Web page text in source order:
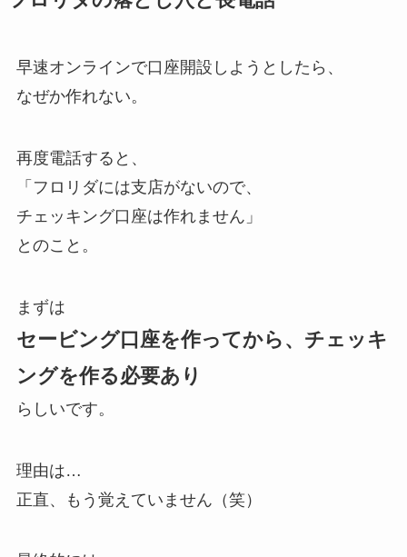
早速オンラインで口座開設しようとしたら、
なぜか作れない。
再度電話すると、
「フロリダには支店がないので、
チェッキング口座は作れません」
とのこと。
まずは
セービング口座を作ってから、チェッキ
ングを作る必要あり
らしいです。
理由は…
正直、もう覚えていません（笑）